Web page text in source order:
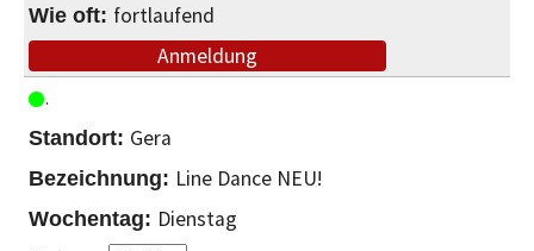
fortlaufend
Anmeldung
Gera
Line Dance NEU!
Dienstag